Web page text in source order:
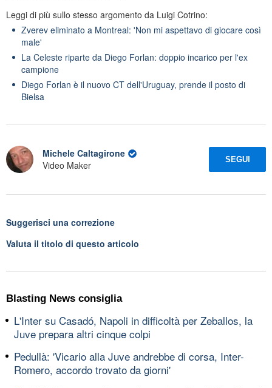
Leggi di più sullo stesso argomento da Luigi Cotrino:
Zverev eliminato a Montreal: 'Non mi aspettavo di giocare così
male'
La Celeste riparte da Diego Forlan: doppio incarico per l'ex
campione
Diego Forlan è il nuovo CT dell'Uruguay, prende il posto di
Bielsa
Michele Caltagirone
Video Maker
SEGUI
Suggerisci una correzione
Valuta il titolo di questo articolo
Blasting News consiglia
L'Inter su Casadó, Napoli in difficoltà per Zeballos, la
Juve prepara altri cinque colpi
Pedullà: 'Vicario alla Juve andrebbe di corsa, Inter-
Romero, accordo trovato da giorni'